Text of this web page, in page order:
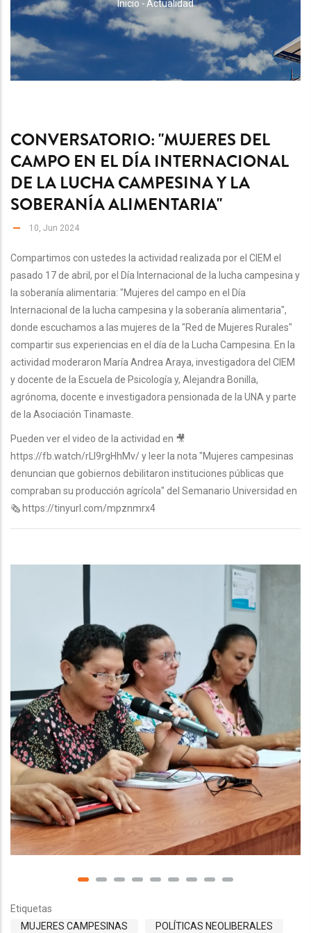
RUTA
DE
NAVEGACIÓN
Inicio -Actualidad
CONVERSATORIO: "MUJERES DEL
CAMPO EN EL DÍA INTERNACIONAL
DE LA LUCHA CAMPESINA Y LA
SOBERANÍA ALIMENTARIA"
10, Jun 2024
Compartimos con ustedes la actividad realizada por el CIEM el
pasado 17 de abril, por el Día Internacional de la lucha campesina y
la soberanía alimentaria: "Mujeres del campo en el Día
Internacional de la lucha campesina y la soberanía alimentaria",
donde escuchamos a las mujeres de la "Red de Mujeres Rurales"
compartir sus experiencias en el día de la Lucha Campesina. En la
actividad moderaron María Andrea Araya, investigadora del CIEM
y docente de la Escuela de Psicología y, Alejandra Bonilla,
agrónoma, docente e investigadora pensionada de la UNA y parte
de la Asociación Tinamaste.
Pueden ver el video de la actividad en 🎥
https://fb.watch/rLI9rgHhMv/ y leer la nota "Mujeres campesinas
denuncian que gobiernos debilitaron instituciones públicas que
compraban su producción agrícola" del Semanario Universidad en
🗞 https://tinyurl.com/mpznmrx4
Etiquetas
MUJERES CAMPESINAS
POLÍTICAS NEOLIBERALES